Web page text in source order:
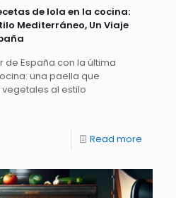
de lola en la cocina:
Mediterráneo, Un Viaje
España con la última
una paella que
al estilo
Read more